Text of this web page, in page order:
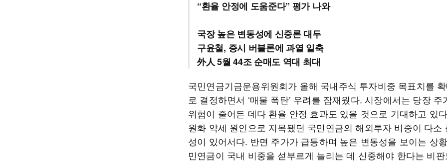
“환율 안정에 도움준다” 평가 나와
국장 높은 변동성에 신중론 대두
구윤철, 증시 버블론에 과열 일축
外人 5월 44조 순매도 역대 최대
국민연금기금운용위원회가 올해 국내주식 투자비중 목표치를
로 결정하면서 ‘매물 폭탄’ 우려를 잠재웠다. 시장에서는 당장 주
위험이 줄어든 데다 환율 안정 효과도 있을 것으로 기대하고 있
원화 약세 원인으로 지목됐던 국민연금의 해외투자 비중이 다소
성이 있어서다. 반면 주가가 급등하며 높은 변동성을 보이는 상
민연금이 국내 비중을 섣부르게 늘리는 데 신중해야 한다는 비판